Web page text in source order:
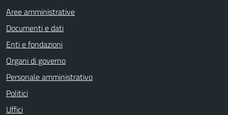
Aree amministrative
Documenti e dati
Enti e fondazioni
Organi di governo
Personale amministrativo
Politici
Uffici